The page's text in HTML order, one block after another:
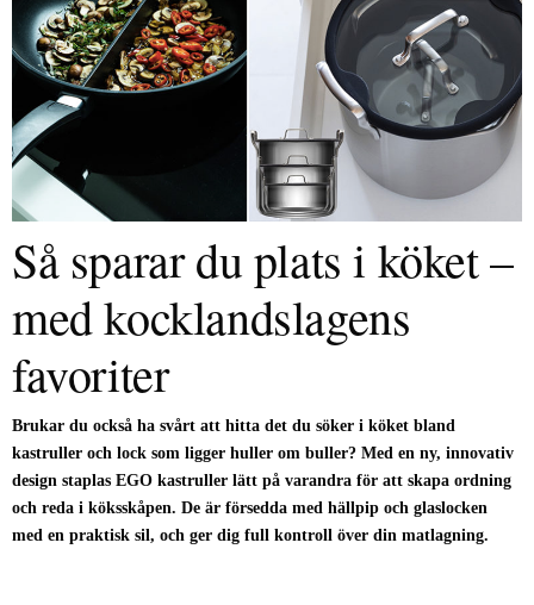
Så sparar du plats i köket –
med kocklandslagens
favoriter
Brukar du också ha svårt att hitta det du söker i köket bland
kastruller och lock som ligger huller om buller? Med en ny, innovativ
design staplas EGO kastruller lätt på varandra för att skapa ordning
och reda i köksskåpen. De är försedda med hällpip och glaslocken
med en praktisk sil, och ger dig full kontroll över din matlagning.